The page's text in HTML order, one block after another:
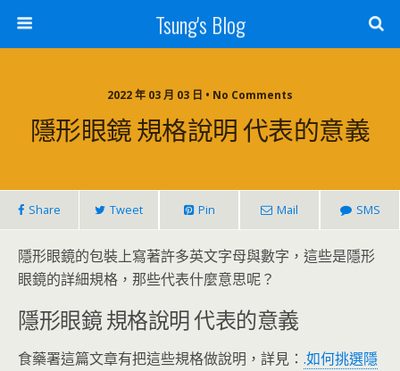
Tsung's Blog
2022 年 03 月 03 日 • No Comments
隱形眼鏡 規格說明 代表的意義
Share Tweet Pin Mail SMS
隱形眼鏡的包裝上寫著許多英文字母與數字，這些是隱形
眼鏡的詳細規格，那些代表什麼意思呢？
隱形眼鏡 規格說明 代表的意義
食藥署這篇文章有把這些規格做說明，詳見： .如何挑選隱